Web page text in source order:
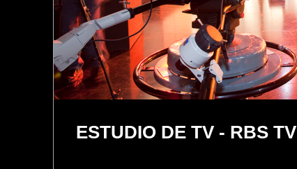
ESTUDIO DE TV - RBS TV